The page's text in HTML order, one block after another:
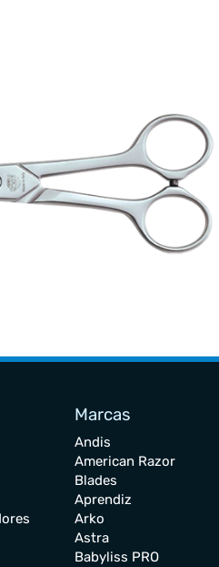
Marcas
Andis
American Razor
Blades
Aprendiz
Arko
Astra
Babyliss PRO